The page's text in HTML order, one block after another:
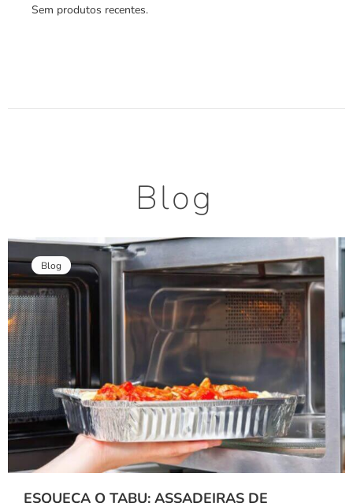
Sem produtos recentes.
Blog
Blog
ESQUEÇA O TABU: ASSADEIRAS DE